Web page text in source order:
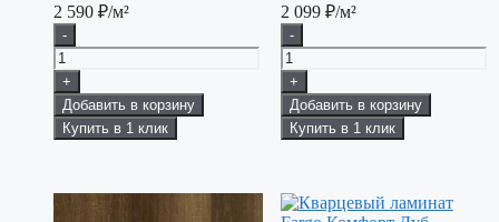
2 590 ₽/м²
-
+
Добавить в корзину
Купить в 1 клик
2 099 ₽/м²
-
+
Добавить в корзину
Купить в 1 клик